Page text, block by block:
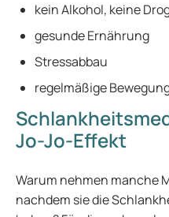
kein Alkohol, keine
gesunde Ernährung
Stressabbau
regelmäßige
Jo-Jo-Effekt
Warum nehmen manche
nachdem sie die